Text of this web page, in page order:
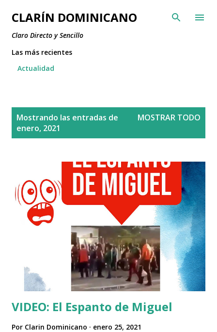
Ir al contenido principal
CLARÍN DOMINICANO
Claro Directo y Sencillo
Las más recientes
Actualidad
Mostrando las entradas de
enero, 2021
MOSTRAR TODO
VIDEO: El Espanto de Miguel
Por Clarin Dominicano enero 25, 2021